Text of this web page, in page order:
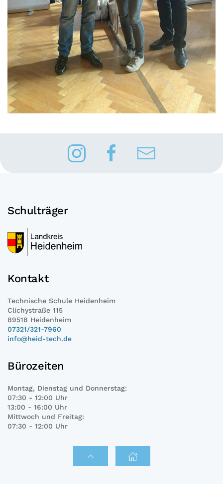
Schulträger
Kontakt
Technische Schule Heidenheim
Clichystraße 115
89518 Heidenheim
07321/321-7960
info@heid-tech.de
Bürozeiten
Montag, Dienstag und Donnerstag:
07:30 - 12:00 Uhr
13:00 - 16:00 Uhr
Mittwoch und Freitag:
07:30 - 12:00 Uhr